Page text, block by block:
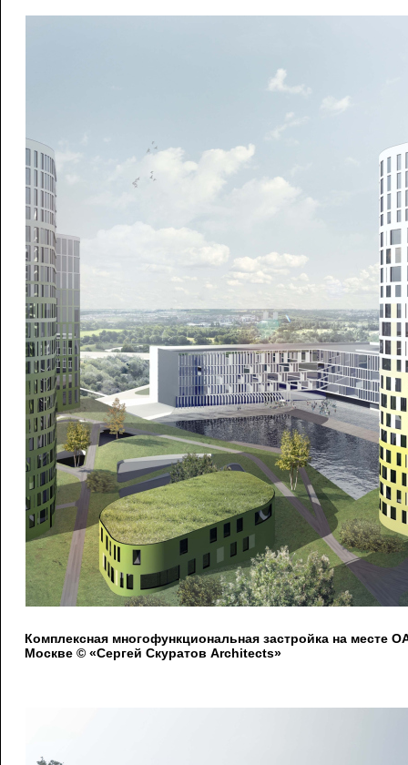
Комплексная многофункциональная застройка на месте
Москве © «Сергей Скуратов Architects»